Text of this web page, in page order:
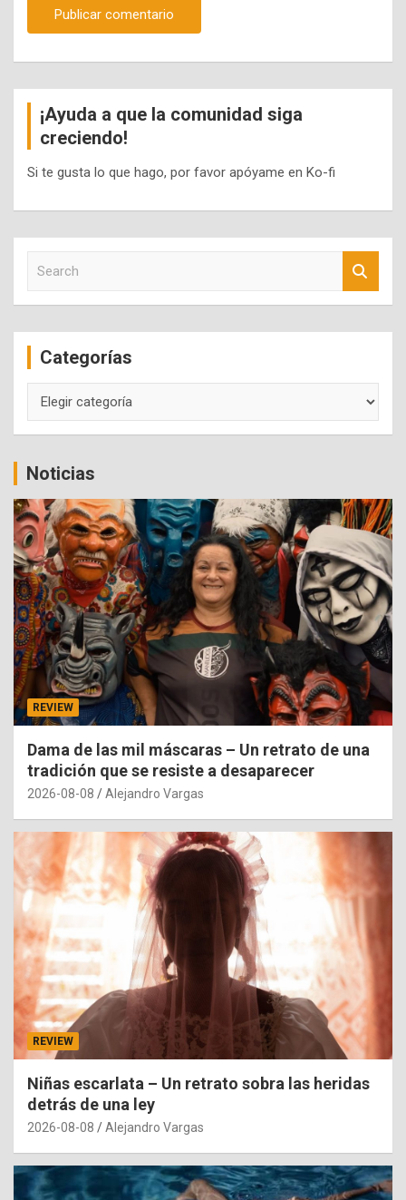
¡Ayuda a que la comunidad siga
creciendo!
Si te gusta lo que hago, por favor apóyame en Ko-fi
c
Categorías
Noticias
REVIEW
Dama de las mil máscaras – Un retrato de una
tradición que se resiste a desaparecer
2026-08-08 Alejandro Vargas
REVIEW
Niñas escarlata – Un retrato sobra las heridas
detrás de una ley
2026-08-08 Alejandro Vargas